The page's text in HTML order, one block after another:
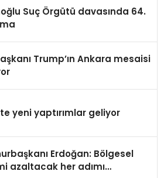
Suç Örgütü davasında 64.
Trump’ın Ankara mesaisi
yeni yaptırımlar geliyor
Erdoğan: Bölgesel
azaltacak her adımı